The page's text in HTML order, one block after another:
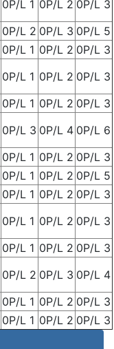
0P/L 1 0P/L 2 0P/L 3
0P/L 2 0P/L 3 0P/L 5
0P/L 1 0P/L 2 0P/L 3
0P/L 1 0P/L 2 0P/L 3
0P/L 1 0P/L 2 0P/L 3
0P/L 3 0P/L 4 0P/L 6
0P/L 1 0P/L 2 0P/L 3
0P/L 1 0P/L 2 0P/L 5
0P/L 1 0P/L 2 0P/L 3
0P/L 1 0P/L 2 0P/L 3
0P/L 1 0P/L 2 0P/L 3
0P/L 2 0P/L 3 0P/L 4
0P/L 1 0P/L 2 0P/L 3
0P/L 1 0P/L 2 0P/L 3